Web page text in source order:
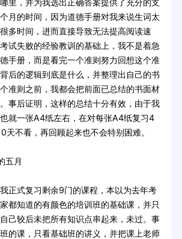
月的时间，因为道德手册对我来说生词太
多时间，进而直接导致无法提高阅读速
试失败的经验教训的基础上，我不是着急
手册，而是看完一个准则努力回想这个准
后的逻辑到底是什么，并整理出自己的书
准则之前，我都会把前面已总结的书面材
事后证明，这样的总结十分有效，由于我
就一张A4纸左右，在对每张A4纸复习4
天不看，再回顾起来也不会特别困难。
月
式复习剩余9门的课程，本以为去年考
都知道的有颜色的培训班的基础课，并只
己较后未把所有知识点串起来，未过。事
的课，只看基础班的讲义，并把课上老师